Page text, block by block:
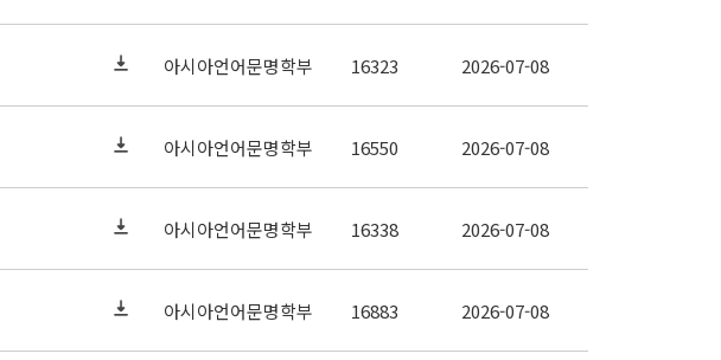
아시아언어문명학부 16323 2026-07-08
아시아언어문명학부 16550 2026-07-08
아시아언어문명학부 16338 2026-07-08
아시아언어문명학부 16883 2026-07-08